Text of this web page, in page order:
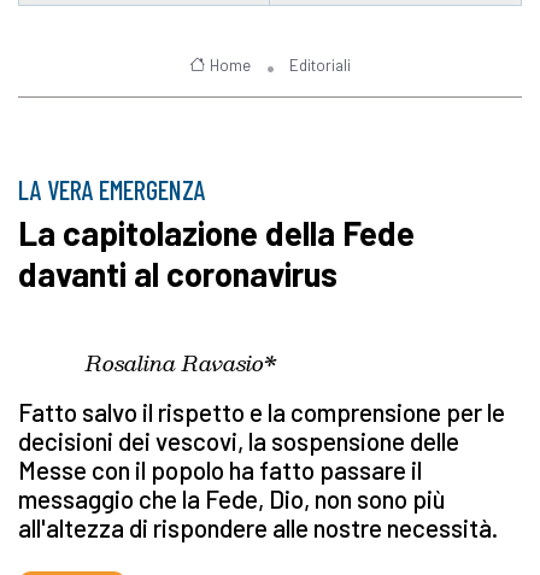
Home Editoriali
LA VERA EMERGENZA
La capitolazione della Fede
davanti al coronavirus
Rosalina Ravasio*
Fatto salvo il rispetto e la comprensione per le
decisioni dei vescovi, la sospensione delle
Messe con il popolo ha fatto passare il
messaggio che la Fede, Dio, non sono più
all'altezza di rispondere alle nostre necessità.